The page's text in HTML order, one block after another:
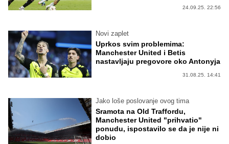
24.09.25. 22:56
Novi zaplet
Uprkos svim problemima:
Manchester United i Betis
nastavljaju pregovore oko Antonyja
31.08.25. 14:41
Jako loše poslovanje ovog tima
Sramota na Old Traffordu,
Manchester United "prihvatio"
ponudu, ispostavilo se da je nije ni
dobio